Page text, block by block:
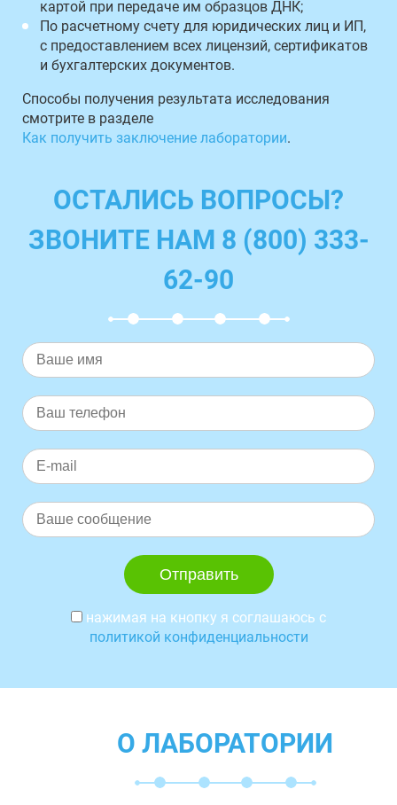
картой при передаче им образцов ДНК;
По расчетному счету для юридических лиц и ИП,
с предоставлением всех лицензий, сертификатов
и бухгалтерских документов.
Способы получения результата исследования
смотрите в разделе
Как получить заключение лаборатории.
ОСТАЛИСЬ ВОПРОСЫ?
ЗВОНИТЕ НАМ 8 (800) 333-
62-90
нажимая на кнопку я соглашаюсь с
политикой конфиденциальности
О ЛАБОРАТОРИИ